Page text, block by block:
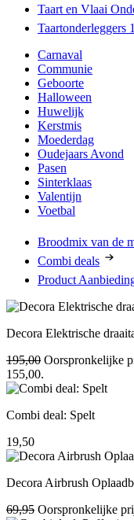
Taart en Vlaai
Taartonderleggers
Carnaval
Communie
Geboorte
Halloween
Huwelijk
Kerstmis
Moederdag
Oudejaars Avond
Pasen
Sinterklaas
Valentijn
Voetbal
Broodmix van de
Combi deals
Product
Decora Elektrische
195,00 Oorspronkelijke
155,00.
Combi deal: Spelt
19,50
Decora Airbrush
69,95 Oorspronkelijke